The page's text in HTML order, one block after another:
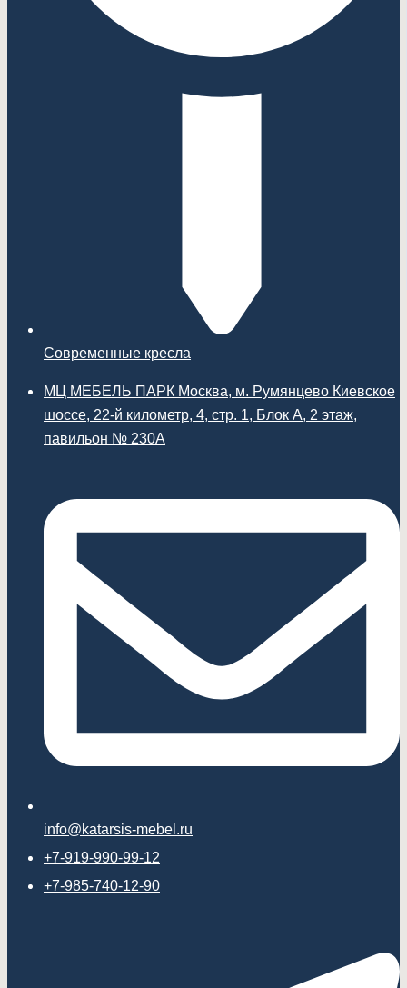
Современные кресла
МЦ МЕБЕЛЬ ПАРК Москва, м. Румянцево Киевское
шоссе, 22-й километр, 4, стр. 1, Блок А, 2 этаж,
павильон № 230А
info@katarsis-mebel.ru
+7-919-990-99-12
+7-985-740-12-90